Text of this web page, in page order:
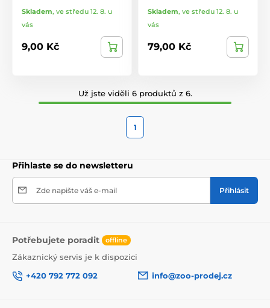
Skladem, ve středu 12. 8. u
vás
9,00 Kč
Skladem, ve středu 12. 8. u
vás
79,00 Kč
Už jste viděli 6 produktů z 6.
1
Přihlaste se do newsletteru
Zde napište váš e-mail Přihlásit
Potřebujete poradit offline
Zákaznický servis je k dispozici
+420 792 772 092
info@zoo-prodej.cz